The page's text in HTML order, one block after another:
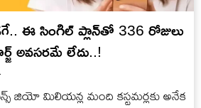
ఈ సింగిల్ ప్లాన్‌తో 336 రోజులు
అవసరమే లేదు..!
జియో మిలియన్ల మంది కస్టమర్లకు అనేక